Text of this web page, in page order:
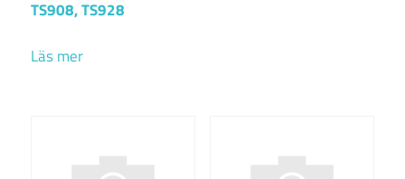
TS908, TS928
Läs mer